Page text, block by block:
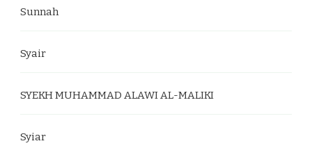
Sunnah
Syair
SYEKH MUHAMMAD ALAWI AL-MALIKI
Syiar